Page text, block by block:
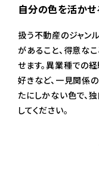
自分の色を活か
扱う不動産のジャン
があること、得意な
せます。異業種での
好きなど、一見関係
たにしかない色で、
してください。